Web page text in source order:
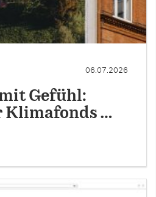
06.07.2026
Gefühl:
…